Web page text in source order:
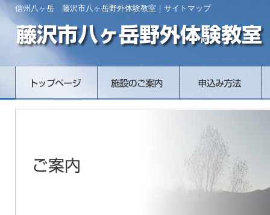
信州八ヶ岳 藤沢市八ヶ岳野外体験教室｜サイトマップ